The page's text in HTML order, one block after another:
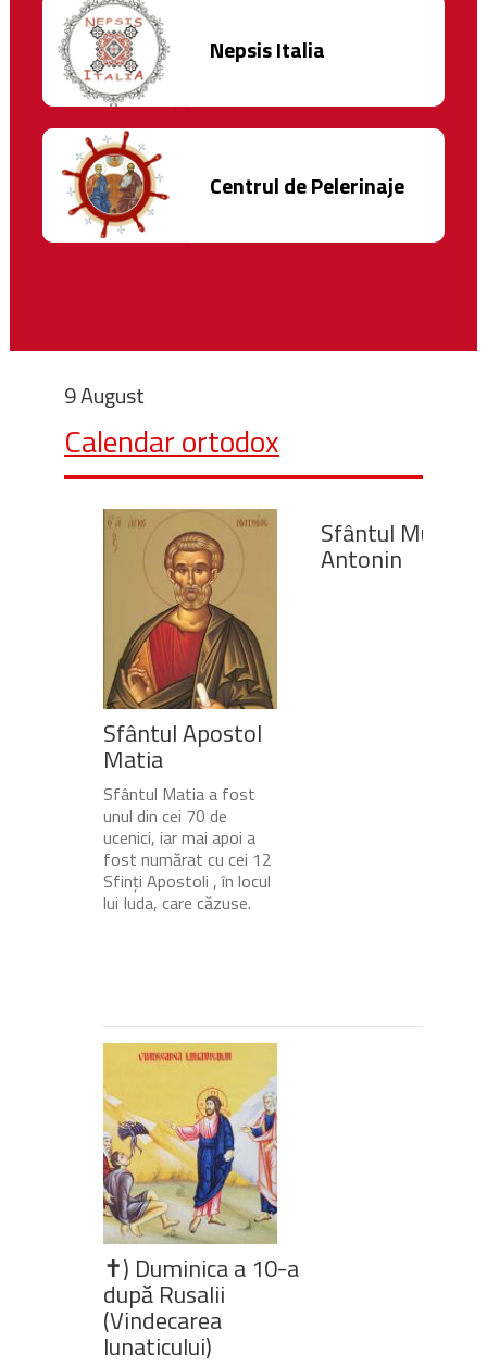
Nepsis Italia
Centrul de Pelerinaje
9 August
Calendar ortodox
Sfântul Apostol
Matia
Sfântul Matia a fost
unul din cei 70 de
ucenici, iar mai apoi a
fost numărat cu cei 12
Sfinți Apostoli , în locul
lui Iuda, care căzuse.
Sfântul Mucenic
Antonin
✝) Duminica a 10-a
după Rusalii
(Vindecarea
lunaticului)